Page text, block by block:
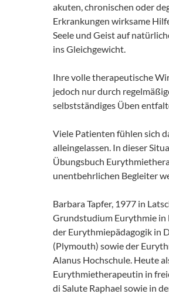
akuten, chronischen oder
Erkrankungen wirksame
Seele und Geist auf
ins Gleichgewicht.
Ihre volle therapeutische
jedoch nur durch
selbstständiges Üben
Viele Patienten fühlen sich
alleingelassen. In dieser
Übungsbuch
unentbehrlichen Begleiter
Barbara Tapfer, 1977 in
Grundstudium Eurythmie in
der Eurythmiepädagogik in
(Plymouth) sowie der
Alanus Hochschule. Heute
Eurythmietherapeutin in
di Salute Raphael sowie in